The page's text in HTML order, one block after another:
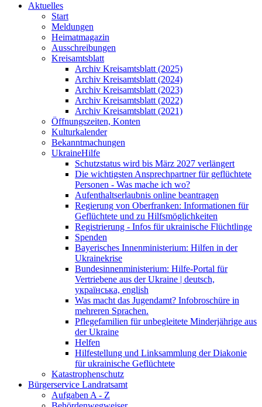
Aktuelles
Start
Meldungen
Heimatmagazin
Ausschreibungen
Kreisamtsblatt
Archiv Kreisamtsblatt (2025)
Archiv Kreisamtsblatt (2024)
Archiv Kreisamtsblatt (2023)
Archiv Kreisamtsblatt (2022)
Archiv Kreisamtsblatt (2021)
Öffnungszeiten, Konten
Kulturkalender
Bekanntmachungen
UkraineHilfe
Schutzstatus wird bis März 2027 verlängert
Die wichtigsten Ansprechpartner für geflüchtete
Personen - Was mache ich wo?
Aufenthaltserlaubnis online beantragen
Regierung von Oberfranken: Informationen für
Geflüchtete und zu Hilfsmöglichkeiten
Registrierung - Infos für ukrainische Flüchtlinge
Spenden
Bayerisches Innenministerium: Hilfen in der
Ukrainekrise
Bundesinnenministerium: Hilfe-Portal für
Vertriebene aus der Ukraine | deutsch,
українська, english
Was macht das Jugendamt? Infobroschüre in
mehreren Sprachen.
Pflegefamilien für unbegleitete Minderjährige aus
der Ukraine
Helfen
Hilfestellung und Linksammlung der Diakonie
für ukrainische Geflüchtete
Katastrophenschutz
Bürgerservice Landratsamt
Aufgaben A - Z